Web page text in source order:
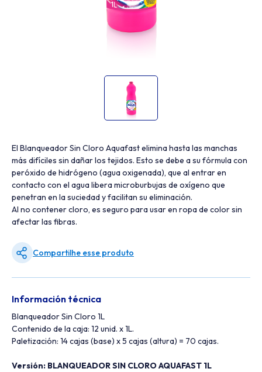
El Blanqueador Sin Cloro Aquafast elimina hasta las manchas
más difíciles sin dañar los tejidos. Esto se debe a su fórmula con
peróxido de hidrógeno (agua oxigenada), que al entrar en
contacto con el agua libera microburbujas de oxígeno que
penetran en la suciedad y facilitan su eliminación.
Al no contener cloro, es seguro para usar en ropa de color sin
afectar las fibras.
Compartilhe esse produto
Información técnica
Blanqueador Sin Cloro 1L
Contenido de la caja: 12 unid. x 1L.
Paletización: 14 cajas (base) x 5 cajas (altura) = 70 cajas.
Versión: BLANQUEADOR SIN CLORO AQUAFAST 1L